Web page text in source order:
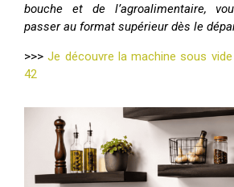
bouche et de l’agroalimentaire,
passer au format supérieur dès le
>>>Je découvre la machine sous
42